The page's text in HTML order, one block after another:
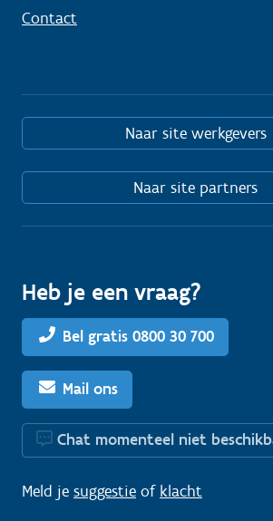
Contact
Naar site werkgevers
Naar site partners
Heb je een vraag?
Bel gratis 0800 30 700
Mail ons
Chat momenteel niet
Meld je suggestie of klacht